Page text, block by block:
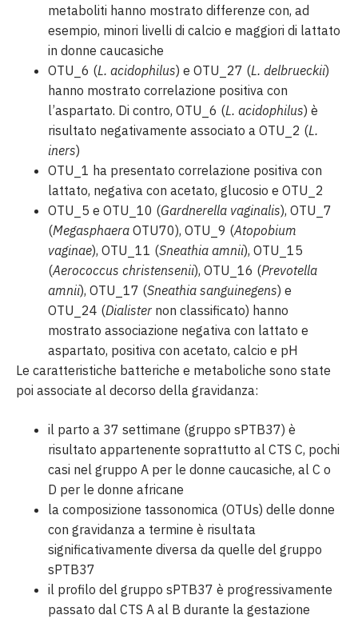
metaboliti hanno mostrato differenze con, ad
esempio, minori livelli di calcio e maggiori di lattato
in donne caucasiche
OTU_6 (L. acidophilus) e OTU_27 (L. delbrueckii)
hanno mostrato correlazione positiva con
l’aspartato. Di contro, OTU_6 (L. acidophilus) è
risultato negativamente associato a OTU_2 (L.
iners)
OTU_1 ha presentato correlazione positiva con
lattato, negativa con acetato, glucosio e OTU_2
OTU_5 e OTU_10 (Gardnerella vaginalis), OTU_7
(Megasphaera OTU70), OTU_9 (Atopobium
vaginae), OTU_11 (Sneathia amnii), OTU_15
(Aerococcus christensenii), OTU_16 (Prevotella
amnii), OTU_17 (Sneathia sanguinegens) e
OTU_24 (Dialister non classificato) hanno
mostrato associazione negativa con lattato e
aspartato, positiva con acetato, calcio e pH
Le caratteristiche batteriche e metaboliche sono state
poi associate al decorso della gravidanza:
il parto a 37 settimane (gruppo sPTB37) è
risultato appartenente soprattutto al CTS C, pochi
casi nel gruppo A per le donne caucasiche, al C o
D per le donne africane
la composizione tassonomica (OTUs) delle donne
con gravidanza a termine è risultata
significativamente diversa da quelle del gruppo
sPTB37
il profilo del gruppo sPTB37 è progressivamente
passato dal CTS A al B durante la gestazione